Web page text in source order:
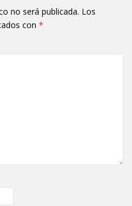
no será publicada. Los
con *